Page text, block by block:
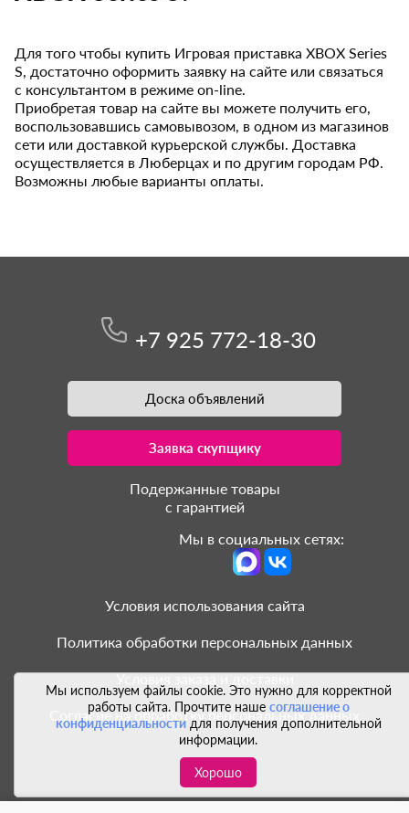
Для того чтобы купить Игровая приставка XBOX Series
S, достаточно оформить заявку на сайте или связаться
с консультантом в режиме on-line.
Приобретая товар на сайте вы можете получить его,
воспользовавшись самовывозом, в одном из магазинов
сети или доставкой курьерской службы. Доставка
осуществляется в Люберцах и по другим городам РФ.
Возможны любые варианты оплаты.
Мы используем файлы cookie. Это нужно для корректной
работы сайта. Прочтите наше соглашение о
конфиденциальностидля получения дополнительной
информации.
Хорошо
+7 925 772-18-30
Доска объявлений
Заявка скупщику
Подержанные товары
с гарантией
Мы в социальных сетях:
Условия использования сайта
Политика обработки персональных данных
Условия заказа и доставки
Согласие на обработку персональных данных